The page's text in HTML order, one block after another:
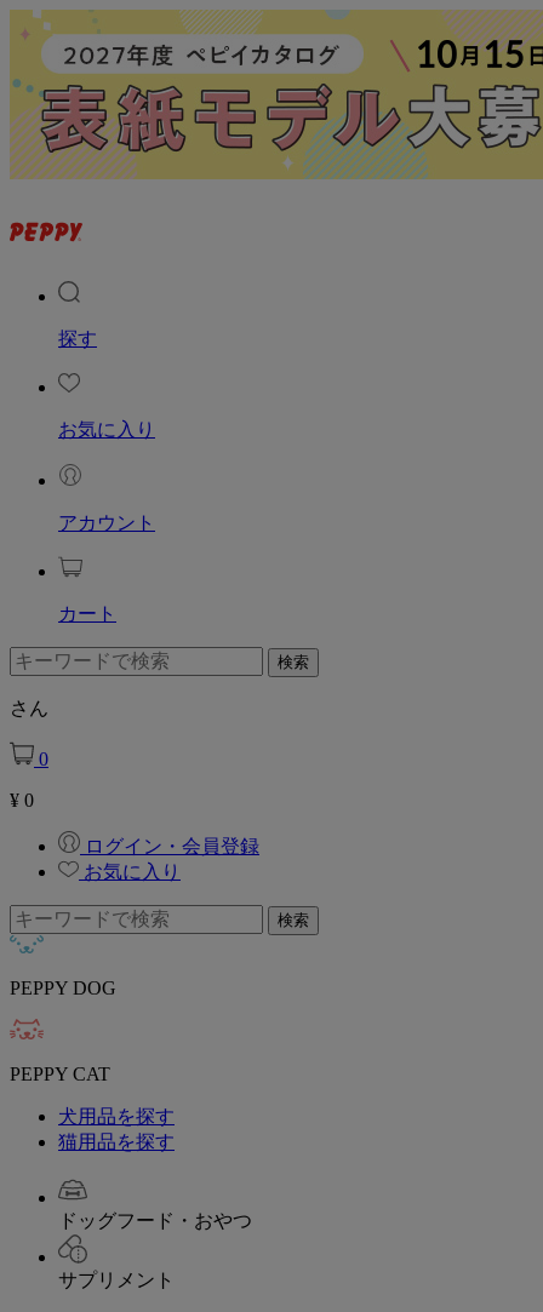
探す
お気に入り
アカウント
カート
さん
0
¥ 0
ログイン・会員登録
お気に入り
PEPPY DOG
PEPPY CAT
犬用品を探す
猫用品を探す
ドッグフード・おやつ
サプリメント